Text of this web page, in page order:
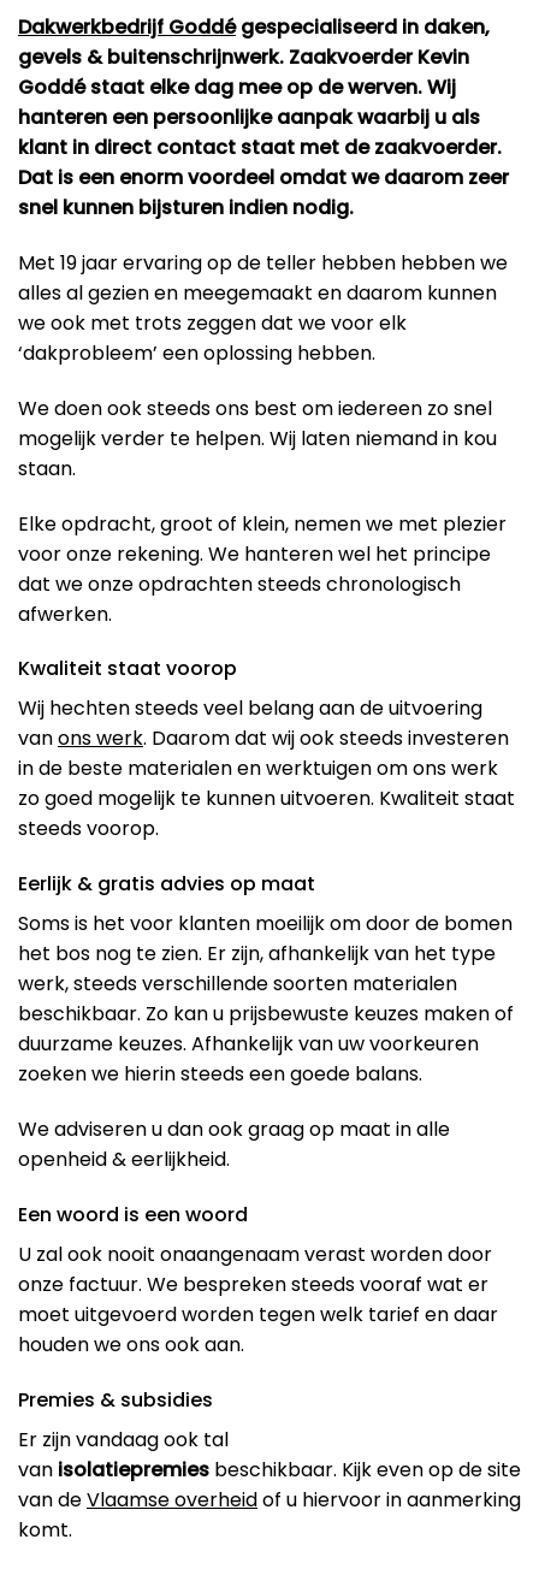
Dakwerkbedrijf Goddégespecialiseerd in daken,
gevels & buitenschrijnwerk. Zaakvoerder Kevin
Goddé staat elke dag mee op de werven. Wij
hanteren een persoonlijke aanpak waarbij u als
klant in direct contact staat met de zaakvoerder.
Dat is een enorm voordeel omdat we daarom zeer
snel kunnen bijsturen indien nodig.
Met 19 jaar ervaring op de teller hebben hebben we
alles al gezien en meegemaakt en daarom kunnen
we ook met trots zeggen dat we voor elk
‘dakprobleem’ een oplossing hebben.
We doen ook steeds ons best om iedereen zo snel
mogelijk verder te helpen. Wij laten niemand in kou
staan.
Elke opdracht, groot of klein, nemen we met plezier
voor onze rekening. We hanteren wel het principe
dat we onze opdrachten steeds chronologisch
afwerken.
Kwaliteit staat voorop
Wij hechten steeds veel belang aan de uitvoering
vanons werk. Daarom dat wij ook steeds investeren
in de beste materialen en werktuigen om ons werk
zo goed mogelijk te kunnen uitvoeren. Kwaliteit staat
steeds voorop.
Eerlijk & gratis advies op maat
Soms is het voor klanten moeilijk om door de bomen
het bos nog te zien. Er zijn, afhankelijk van het type
werk, steeds verschillende soorten materialen
beschikbaar. Zo kan u prijsbewuste keuzes maken of
duurzame keuzes. Afhankelijk van uw voorkeuren
zoeken we hierin steeds een goede balans.
We adviseren u dan ook graag op maat in alle
openheid & eerlijkheid.
Een woord is een woord
U zal ook nooit onaangenaam verast worden door
onze factuur. We bespreken steeds vooraf wat er
moet uitgevoerd worden tegen welk tarief en daar
houden we ons ook aan.
Premies & subsidies
Er zijn vandaag ook tal
van isolatiepremies beschikbaar. Kijk even op de site
van deVlaamse overheidof u hiervoor in aanmerking
komt.